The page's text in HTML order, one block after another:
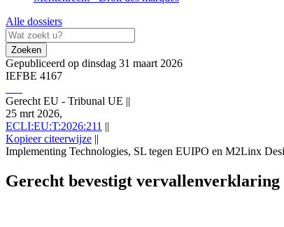
Alle dossiers
Zoeken
Gepubliceerd op dinsdag 31 maart 2026
IEFBE 4167
Gerecht EU - Tribunal UE ||
25 mrt 2026,
ECLI:EU:T:2026:211 ||
Kopieer citeerwijze ||
Implementing Technologies, SL tegen EUIPO en M2Linx
vervallenverklaring-van-uniemerk-ossa-since-1940-wegens-
Gerecht bevestigt